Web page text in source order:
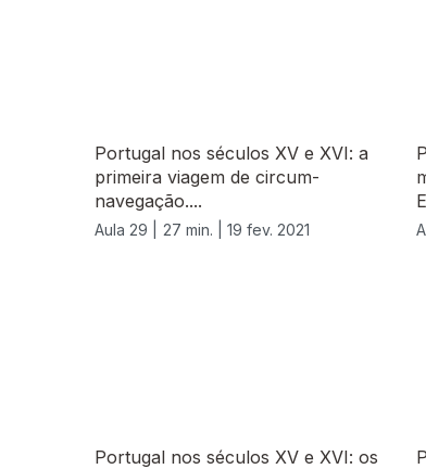
Portugal nos séculos XV e XVI: a
primeira viagem de circum-
navegação....
Aula 29 | 27 min. | 19 fev. 2021
Portugal nos séculos XV e XVI: os